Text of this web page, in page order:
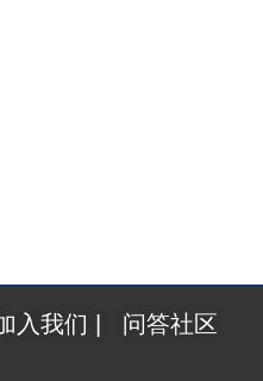
平台 2026年10月14
入我们 问答社区